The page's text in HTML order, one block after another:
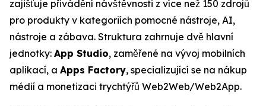
zajišťuje přivádění návštěvnosti z více než 150 zdrojů
pro produkty v kategoriích pomocné nástroje, AI,
nástroje a zábava. Struktura zahrnuje dvě hlavní
jednotky: App Studio, zaměřené na vývoj mobilních
aplikací, a Apps Factory, specializující se na nákup
médií a monetizaci trychtýřů Web2Web/Web2App.